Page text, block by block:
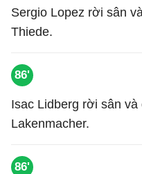
Sergio Lopez rời sân
Thiede.
86'
Isac Lidberg rời sân
Lakenmacher.
86'